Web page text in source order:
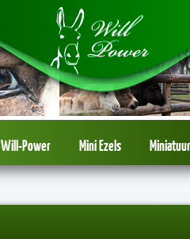
Will-Power Mini Ezels